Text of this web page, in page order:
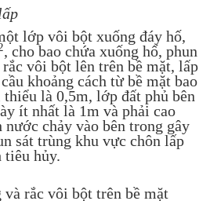
lớp vôi bột xuống đáy hố,
, cho bao chứa xuống hố, phun
vôi bột lên trên bề mặt, lấp
khoảng cách từ bề mặt bao
là 0,5m, lớp đất phủ bên
ít nhất là 1m và phải cao
nước chảy vào bên trong gây
sát trùng khu vực chôn lấp
tiêu hủy.
và rắc vôi bột trên bề mặt